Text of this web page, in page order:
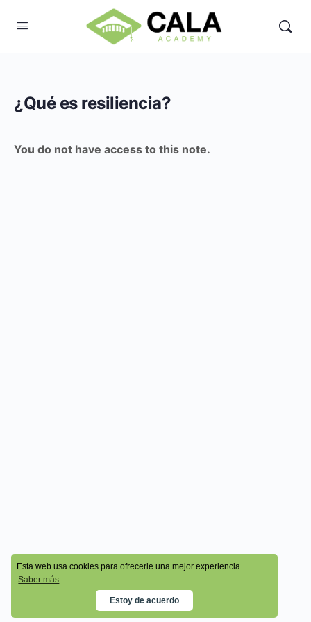
Esta web usa cookies para ofrecerle una mejor experiencia.
Saber más
Estoy de acuerdo
¿Qué es resiliencia?
You do not have access to this note.
© 2026 - Cala Academy